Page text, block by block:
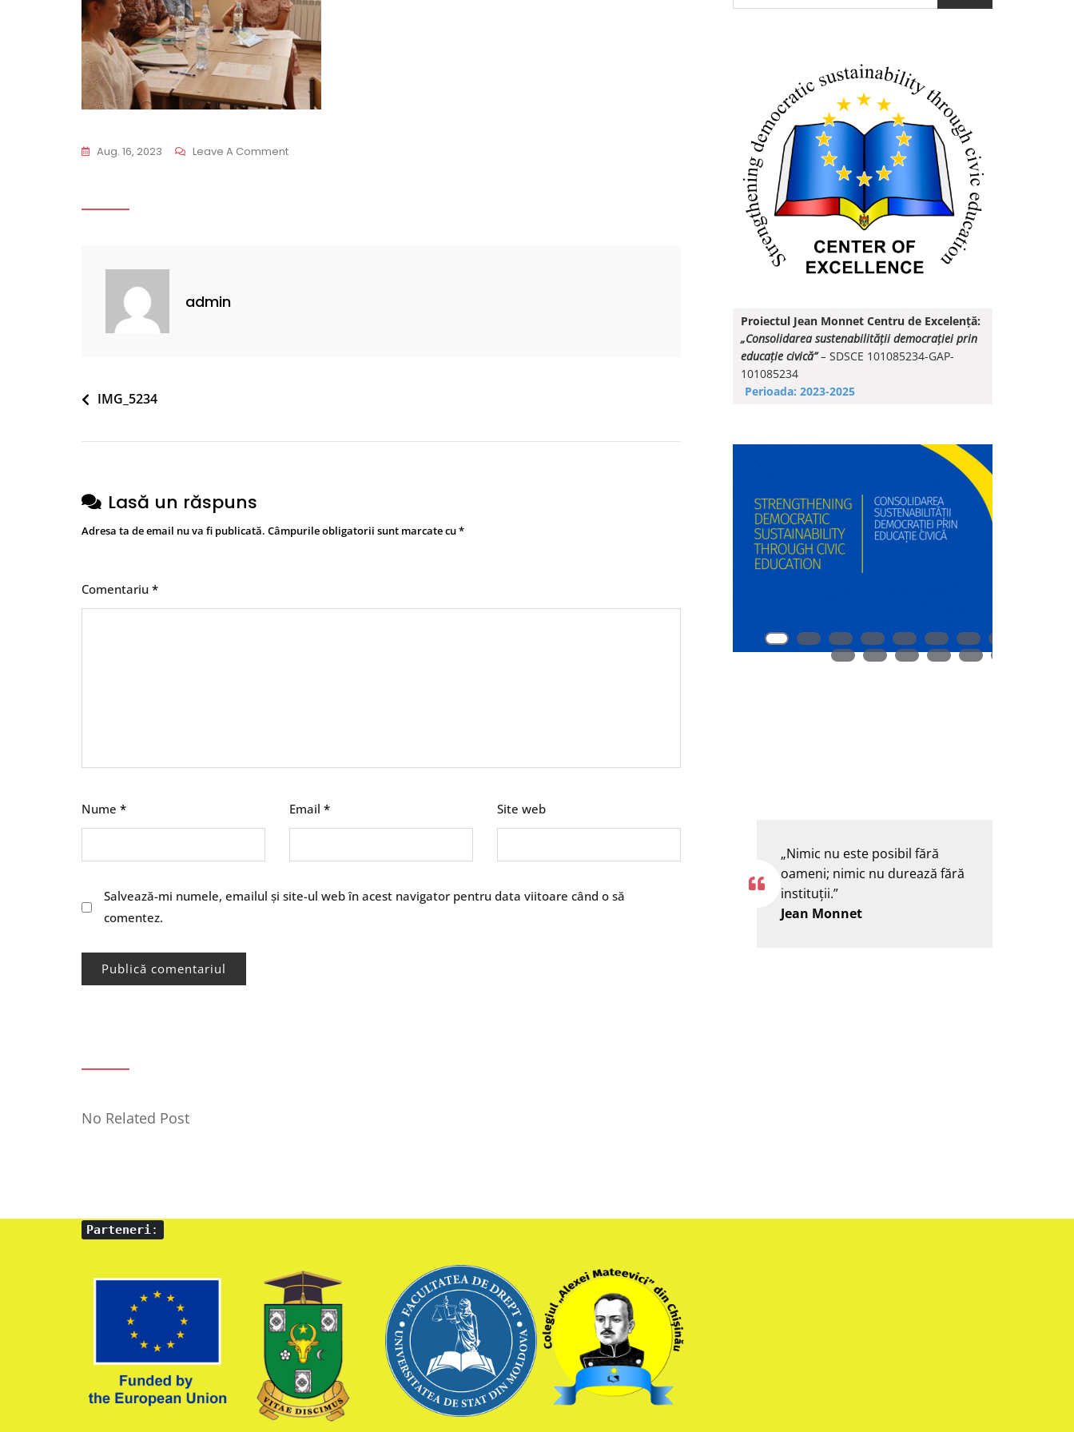
Aug. 16, 2023 Leave A CommentOn
admin
Navigare
IMG_5234
Lasă un răspuns
Adresa ta de email nu va fi publicată. Câmpurile obligatorii sunt marcate cu*
Comentariu *
Nume * Email * Site web
Salvează-mi numele, emailul și site-ul web în acest navigator pentru data viitoare când o să
comentez.
Proiectul Jean Monnet Centru de Excelență:
„Consolidarea sustenabilității democrației prin
educație civică”– SDSCE 101085234-GAP-
101085234
Perioada: 2023-2025
„Nimic nu este posibil fără
oameni; nimic nu durează fără
instituţii.”
Jean Monnet
No Related Post
Parteneri: